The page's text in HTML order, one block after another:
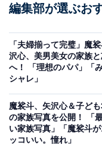
編集部が選ぶお
「夫婦揃って完璧」魔
沢心、美男美女の家族
へ！ 「理想のパパ」「
シャレ」
魔裟斗、矢沢心＆子ども
の家族写真を公開！ 「
い家族写真」「魔裟斗
ッコいい。憧れ」